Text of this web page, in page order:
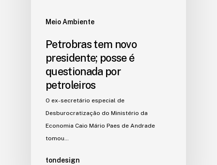
Meio Ambiente
Petrobras tem novo
presidente; posse é
questionada por
petroleiros
O ex-secretário especial de
Desburocratização do Ministério da
Economia Caio Mário Paes de Andrade
tomou…
tondesign